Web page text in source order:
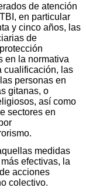
de atención
en particular
y cinco años, las
de
en la normativa
cualificación, las
personas en
gitanas, o
así como
sectores en
medidas
efectivas, la
acciones
colectivo.